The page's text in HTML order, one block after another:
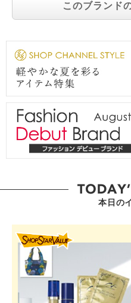
このブランド
本日の